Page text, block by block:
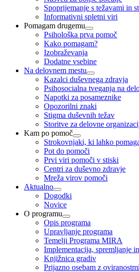
Spoprijemanje s težavami in
Informativni spletni viri
Pomagam drugemu
Psihološka prva pomoč
Kako pomagam?
Izobraževanja
Dodatne vsebine
Na delovnem mestu
Kazalci duševnega zdravja
Psihosocialna tveganja na
Napotki za posameznike
Opozorilni znaki
Stigma duševnih težav
Storitve za delovne
Kam po pomoč
Strokovnjaki, ki lahko
Pot do pomoči
Prvi viri pomoči v stiski
Centri za duševno zdravje
Mreža virov pomoči
Aktualno
Dogodki
Novice
O programu
Opis programa
Upravljanje programa
Temelji Programa MIRA
Implementacija, spremljanje
Knjižnica gradiv
Prijazno osebam z oviranostmi